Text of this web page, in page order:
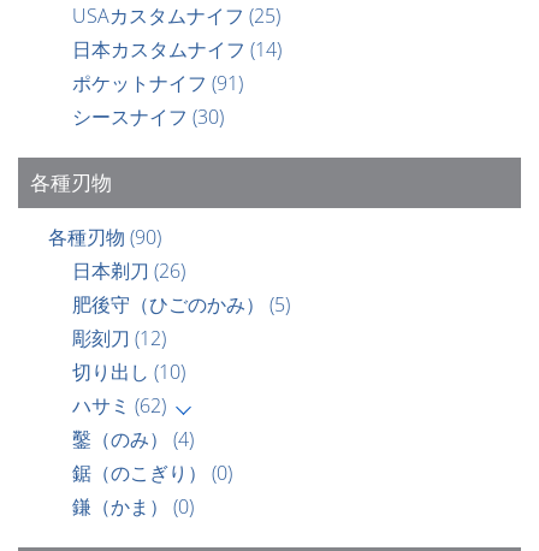
USAカスタムナイフ (25)
日本カスタムナイフ (14)
ポケットナイフ (91)
シースナイフ (30)
各種刃物
各種刃物 (90)
日本剃刀 (26)
肥後守（ひごのかみ） (5)
彫刻刀 (12)
切り出し (10)
ハサミ (62)
鑿（のみ） (4)
鋸（のこぎり） (0)
鎌（かま） (0)